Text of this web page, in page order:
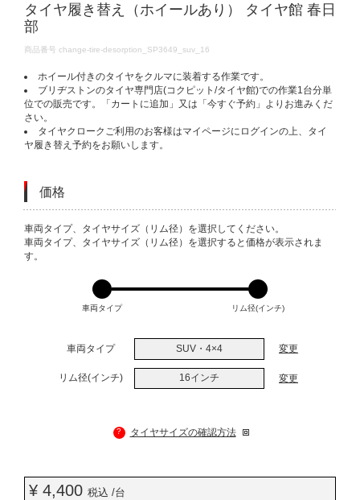
タイヤ履き替え（ホイールあり） タイヤ館 春日
部
DETAILS
商品番号 change-tire-desorption_SP3649_suv_16
ホイール付きのタイヤをクルマに装着する作業です。
ブリヂストンのタイヤ専門店(コクピット/タイヤ館)での作業1台分単
位での販売です。「カートに追加」又は「今すぐ予約」よりお進みくだ
さい。
タイヤクロークご利用のお客様はマイページにログインの上、タイ
ヤ履き替え予約をお願いします。
価格
VARIATIONS
車両タイプ、タイヤサイズ（リム径）を選択してください。
車両タイプ、タイヤサイズ（リム径）を選択すると価格が表示されま
す。
車両タイプ リム径(インチ)
車両タイプ SUV・4×4 変更
リム径(インチ) 16インチ 変更
? タイヤサイズの確認方法
¥ 4,400 税込 /台